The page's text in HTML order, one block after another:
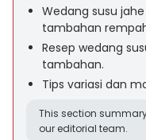
Wedang susu
tambahan
Resep wedang
tambahan.
Tips variasi dan
This section
our editorial team.